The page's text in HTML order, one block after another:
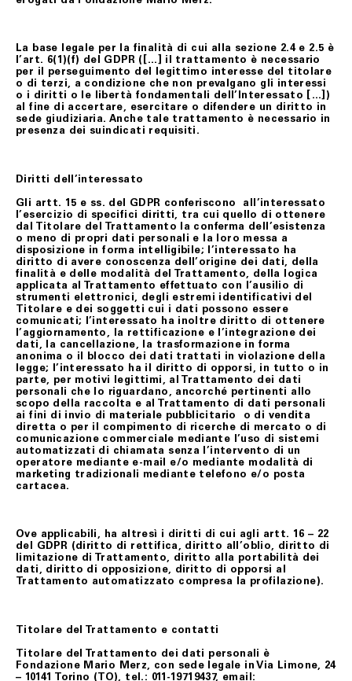
La base legale per la finalità di cui alla sezione 2.4 e 2.5 è
l’art. 6(1)(f) del GDPR ([…] il trattamento è necessario
per il perseguimento del legittimo interesse del titolare
o di terzi, a condizione che non prevalgano gli interessi
o i diritti o le libertà fondamentali dell’Interessato […])
al fine di accertare, esercitare o difendere un diritto in
sede giudiziaria. Anche tale trattamento è necessario in
presenza dei suindicati requisiti.
Diritti dell’interessato
Gli artt. 15 e ss. del GDPR conferiscono all’interessato
l’esercizio di specifici diritti, tra cui quello di ottenere
dal Titolare del Trattamento la conferma dell’esistenza
o meno di propri dati personali e la loro messa a
disposizione in forma intelligibile; l’interessato ha
diritto di avere conoscenza dell’origine dei dati, della
finalità e delle modalità del Trattamento, della logica
applicata al Trattamento effettuato con l’ausilio di
strumenti elettronici, degli estremi identificativi del
Titolare e dei soggetti cui i dati possono essere
comunicati; l’interessato ha inoltre diritto di ottenere
l’aggiornamento, la rettificazione e l’integrazione dei
dati, la cancellazione, la trasformazione in forma
anonima o il blocco dei dati trattati in violazione della
legge; l’interessato ha il diritto di opporsi, in tutto o in
parte, per motivi legittimi, al Trattamento dei dati
personali che lo riguardano, ancorché pertinenti allo
scopo della raccolta e al Trattamento di dati personali
ai fini di invio di materiale pubblicitario o di vendita
diretta o per il compimento di ricerche di mercato o di
comunicazione commerciale mediante l’uso di sistemi
automatizzati di chiamata senza l’intervento di un
operatore mediante e-mail e/o mediante modalità di
marketing tradizionali mediante telefono e/o posta
cartacea.
Ove applicabili, ha altresì i diritti di cui agli artt. 16 – 22
del GDPR (diritto di rettifica, diritto all’oblio, diritto di
limitazione di Trattamento, diritto alla portabilità dei
dati, diritto di opposizione, diritto di opporsi al
Trattamento automatizzato compresa la profilazione).
Titolare del Trattamento e contatti
Titolare del Trattamento dei dati personali è
Fondazione Mario Merz, con sede legale in Via Limone, 24
– 10141 Torino (TO), tel.: 011-19719437, email: